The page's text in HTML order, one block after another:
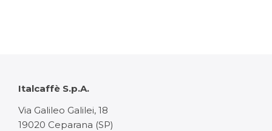
Italcaffè S.p.A.
Via Galileo Galilei, 18
19020 Ceparana (SP)